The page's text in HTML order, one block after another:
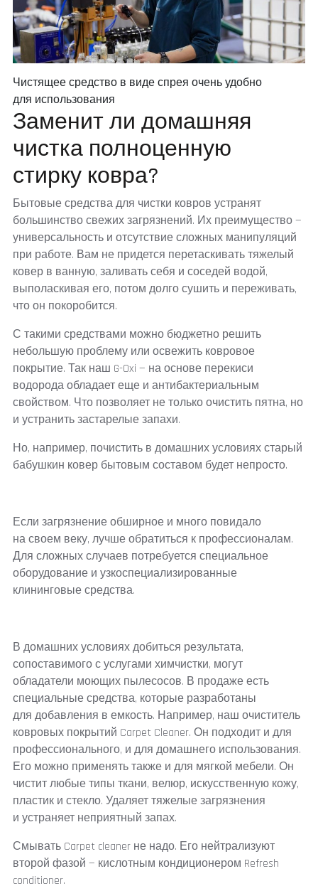
Чистящее средство в виде спрея очень удобно
для использования
Заменит ли домашняя
чистка полноценную
стирку ковра?
Бытовые средства для чистки ковров устранят
большинство свежих загрязнений. Их преимущество —
универсальность и отсутствие сложных манипуляций
при работе. Вам не придется перетаскивать тяжелый
ковер в ванную, заливать себя и соседей водой,
выполаскивая его, потом долго сушить и переживать,
что он покоробится.
С такими средствами можно бюджетно решить
небольшую проблему или освежить ковровое
покрытие. Так наш G-Oxi — на основе перекиси
водорода обладает еще и антибактериальным
свойством. Что позволяет не только очистить пятна, но
и устранить застарелые запахи.
Но, например, почистить в домашних условиях старый
бабушкин ковер бытовым составом будет непросто.
Если загрязнение обширное и много повидало
на своем веку, лучше обратиться к профессионалам.
Для сложных случаев потребуется специальное
оборудование и узкоспециализированные
клининговые средства.
В домашних условиях добиться результата,
сопоставимого с услугами химчистки, могут
обладатели моющих пылесосов. В продаже есть
специальные средства, которые разработаны
для добавления в емкость. Например, наш очиститель
ковровых покрытий Carpet Cleaner. Он подходит и для
профессионального, и для домашнего использования.
Его можно применять также и для мягкой мебели. Он
чистит любые типы ткани, велюр, искусственную кожу,
пластик и стекло. Удаляет тяжелые загрязнения
и устраняет неприятный запах.
Смывать Carpet cleaner не надо. Его нейтрализуют
второй фазой — кислотным кондиционером Refresh
conditioner.